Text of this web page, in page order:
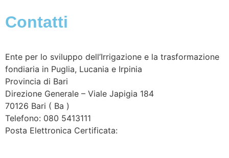
Contatti
Ente per lo sviluppo dell’Irrigazione e la trasformazione
fondiaria in Puglia, Lucania e Irpinia
Provincia di Bari
Direzione Generale – Viale Japigia 184
70126 Bari ( Ba )
Telefono: 080 5413111
Posta Elettronica Certificata: